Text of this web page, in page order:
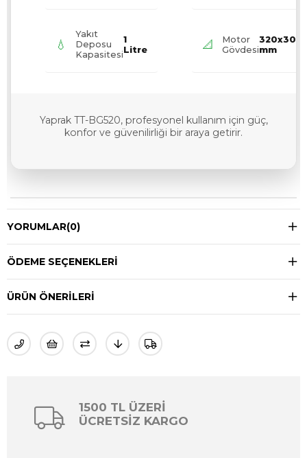
💧
Yakıt
Deposu
Kapasitesi
1
Litre
📐
Motor
Gövdesimm
Yaprak TT-BG520, profesyonel kullanım için güç,
konfor ve güvenilirliği bir araya getirir.
YORUMLAR(0)
ÖDEME SEÇENEKLERI
ÜRÜN ÖNERILERI
1500 TL ÜZERİ
ÜCRETSİZ KARGO